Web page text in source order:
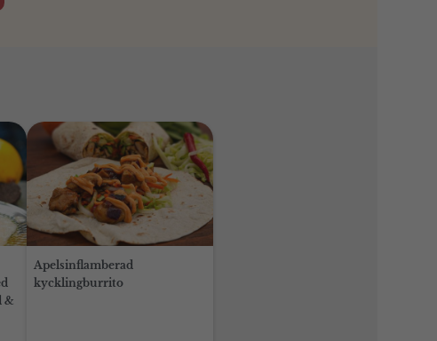
&
Apelsinflamberad
kycklingburrito